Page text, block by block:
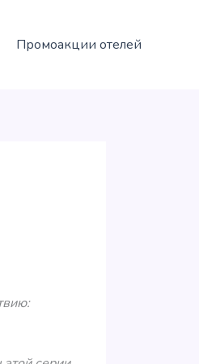
Промоакции отелей